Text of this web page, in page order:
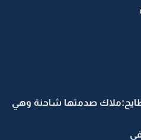
صدمتها شاحنة وهي